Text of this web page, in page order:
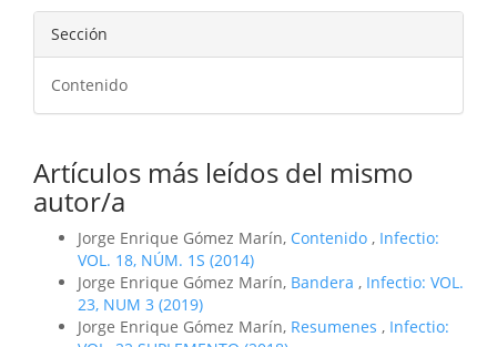
Sección
Contenido
Artículos más leídos del mismo
autor/a
Jorge Enrique Gómez Marín, Contenido , Infectio:
VOL. 18, NÚM. 1S (2014)
Jorge Enrique Gómez Marín, Bandera , Infectio: VOL.
23, NUM 3 (2019)
Jorge Enrique Gómez Marín, Resumenes , Infectio: